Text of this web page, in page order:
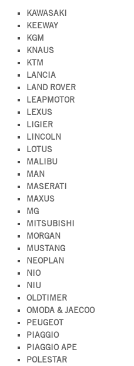
KAWASAKI
KEEWAY
KGM
KNAUS
KTM
LANCIA
LAND ROVER
LEAPMOTOR
LEXUS
LIGIER
LINCOLN
LOTUS
MALIBU
MAN
MASERATI
MAXUS
MG
MITSUBISHI
MORGAN
MUSTANG
NEOPLAN
NIO
NIU
OLDTIMER
OMODA & JAECOO
PEUGEOT
PIAGGIO
PIAGGIO APE
POLESTAR